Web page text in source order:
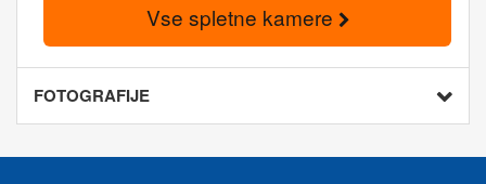
Vse spletne kamere
FOTOGRAFIJE